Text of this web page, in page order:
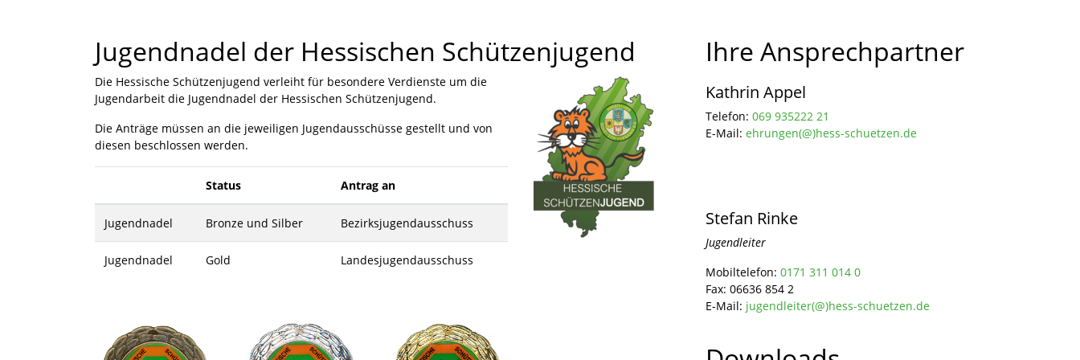
Jugendnadel der Hessischen Schützenjugend
Die Hessische Schützenjugend verleiht für besondere Verdienste um die
Jugendarbeit die Jugendnadel der Hessischen Schützenjugend.
Die Anträge müssen an die jeweiligen Jugendausschüsse gestellt und von
diesen beschlossen werden.
Status Antrag an
Jugendnadel Bronze und Silber Bezirksjugendausschuss
Jugendnadel Gold Landesjugendausschuss
Ihre Ansprechpartner
Kathrin Appel
Telefon: 069 935222 21
E-Mail: ehrungen(@)hess-schuetzen.de
Stefan Rinke
Jugendleiter
Mobiltelefon: 0171 311 014 0
Fax: 06636 854 2
E-Mail: jugendleiter(@)hess-schuetzen.de